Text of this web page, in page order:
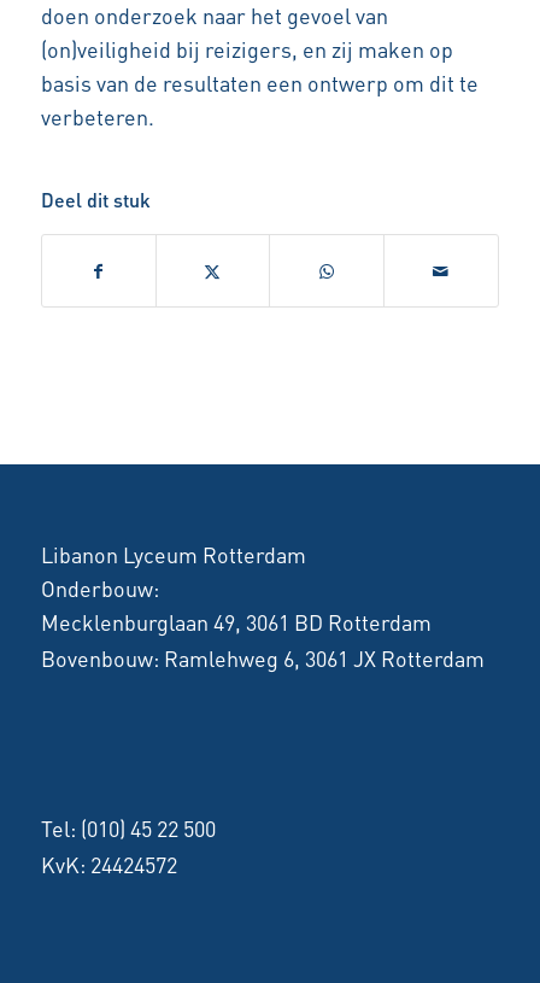
doen onderzoek naar het gevoel van
(on)veiligheid bij reizigers, en zij maken op
basis van de resultaten een ontwerp om dit te
verbeteren.
Deel dit stuk
Libanon Lyceum Rotterdam
Onderbouw:
Mecklenburglaan 49, 3061 BD Rotterdam
Bovenbouw: Ramlehweg 6, 3061 JX Rotterdam
Tel: (010) 45 22 500
KvK: 24424572